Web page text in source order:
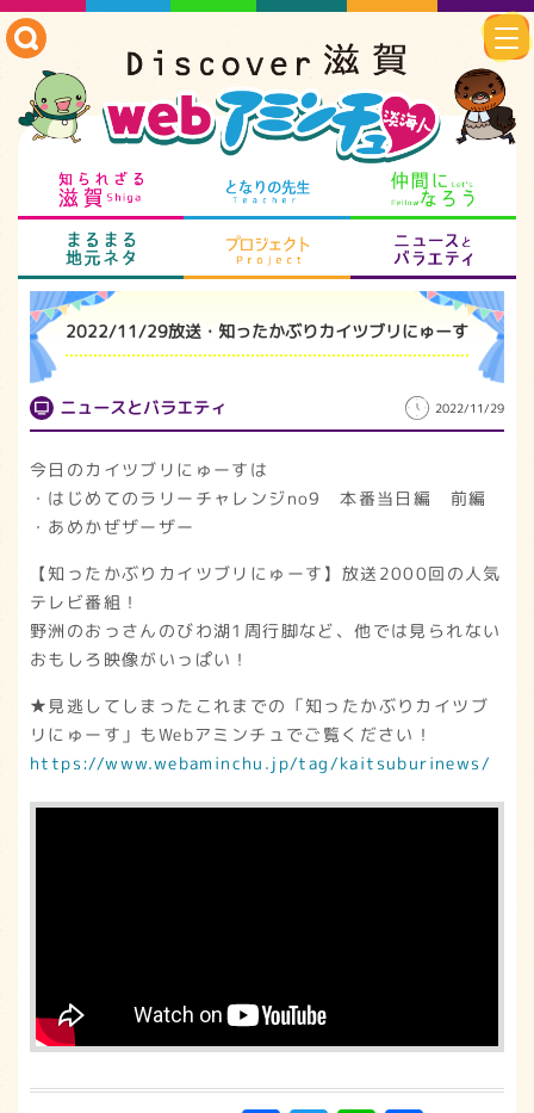
知られざる滋賀 となりの先生
まるまる地元ネタ プロジェクト
2022/11/29放送・知ったかぶりカイツブリにゅーす
ニュースとバラエティ 2022/11/29
今日のカイツブリにゅーすは
・はじめてのラリーチャレンジno9 本番当日編 前編
・あめかぜザーザー
【知ったかぶりカイツブリにゅーす】放送2000回の人気
テレビ番組！
野洲のおっさんのびわ湖1周行脚など、他では見られない
おもしろ映像がいっぱい！
★見逃してしまったこれまでの「知ったかぶりカイツブ
リにゅーす」もWebアミンチュでご覧ください！
https://www.webaminchu.jp/tag/kaitsuburinews/